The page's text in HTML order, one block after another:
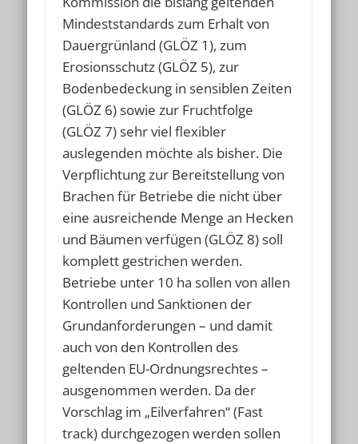
Mindeststandards zum Erhalt von
Dauergrünland (GLÖZ 1), zum
Erosionsschutz (GLÖZ 5), zur
Bodenbedeckung in sensiblen Zeiten
(GLÖZ 6) sowie zur Fruchtfolge
(GLÖZ 7) sehr viel flexibler
auslegenden möchte als bisher. Die
Verpflichtung zur Bereitstellung von
Brachen für Betriebe die nicht über
eine ausreichende Menge an Hecken
und Bäumen verfügen (GLÖZ 8) soll
komplett gestrichen werden.
Betriebe unter 10 ha sollen von allen
Kontrollen und Sanktionen der
Grundanforderungen – und damit
auch von den Kontrollen des
geltenden EU-Ordnungsrechtes –
ausgenommen werden. Da der
Vorschlag im „Eilverfahren“ (Fast
track) durchgezogen werden sollen